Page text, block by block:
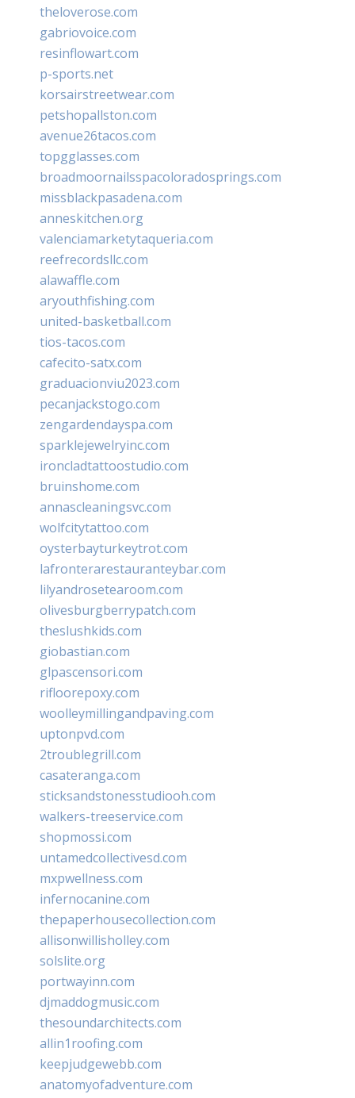
theloverose.com
gabriovoice.com
resinflowart.com
p-sports.net
korsairstreetwear.com
petshopallston.com
avenue26tacos.com
topgglasses.com
broadmoornailsspacoloradosprings.com
missblackpasadena.com
anneskitchen.org
valenciamarketytaqueria.com
reefrecordsllc.com
alawaffle.com
aryouthfishing.com
united-basketball.com
tios-tacos.com
cafecito-satx.com
graduacionviu2023.com
pecanjackstogo.com
zengardendayspa.com
sparklejewelryinc.com
ironcladtattoostudio.com
bruinshome.com
annascleaningsvc.com
wolfcitytattoo.com
oysterbayturkeytrot.com
lafronterarestauranteybar.com
lilyandrosetearoom.com
olivesburgberrypatch.com
theslushkids.com
giobastian.com
glpascensori.com
rifloorepoxy.com
woolleymillingandpaving.com
uptonpvd.com
2troublegrill.com
casateranga.com
sticksandstonesstudiooh.com
walkers-treeservice.com
shopmossi.com
untamedcollectivesd.com
mxpwellness.com
infernocanine.com
thepaperhousecollection.com
allisonwillisholley.com
solslite.org
portwayinn.com
djmaddogmusic.com
thesoundarchitects.com
allin1roofing.com
keepjudgewebb.com
anatomyofadventure.com